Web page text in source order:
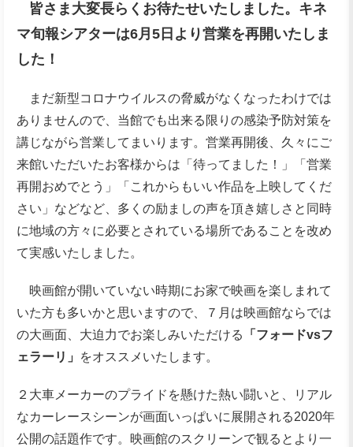
皆さま大変長らくお待たせいたしました。キネ
マ旬報シアターは6月5日より営業を再開いたしま
した！
まだ新型コロナウイルスの脅威がなくなったわけでは
ありませんので、当館でも出来る限りの感染予防対策を
講じながら営業してまいります。営業再開後、久々にご
来館いただいたお客様からは「待ってました！」「営業
再開おめでとう」「これからもいい作品を上映してくだ
さい」などなど、多くの励ましの声を頂き嬉しさと同時
に地域の方々に必要とされている場所であることを改め
て実感いたしました。
映画館が開いていない時期にお家で映画を楽しまれて
いた方も多いかと思いますので、７月は映画館ならでは
の大画面、大迫力でお楽しみいただける
「フォードvsフ
ェラーリ」
をオススメいたします。
２大車メーカーのプライドを懸けた熱い闘いと、リアル
なカーレースシーンが画面いっぱいに展開される2020年
公開の話題作です。映画館のスクリーンで観るとより一